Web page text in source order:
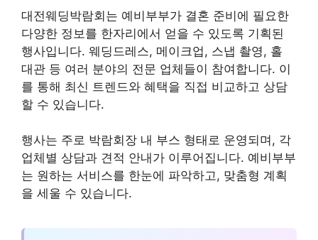
대전웨딩박람회는 예비부부가 결혼 준비에 필요한
다양한 정보를 한자리에서 얻을 수 있도록 기획된
행사입니다. 웨딩드레스, 메이크업, 스냅 촬영, 홀
대관 등 여러 분야의 전문 업체들이 참여합니다. 이
를 통해 최신 트렌드와 혜택을 직접 비교하고 상담
할 수 있습니다.
행사는 주로 박람회장 내 부스 형태로 운영되며, 각
업체별 상담과 견적 안내가 이루어집니다. 예비부부
는 원하는 서비스를 한눈에 파악하고, 맞춤형 계획
을 세울 수 있습니다.